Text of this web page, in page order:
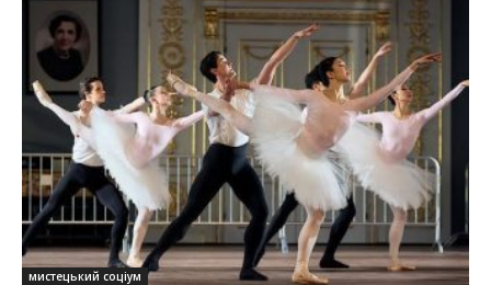
мистецький соціум